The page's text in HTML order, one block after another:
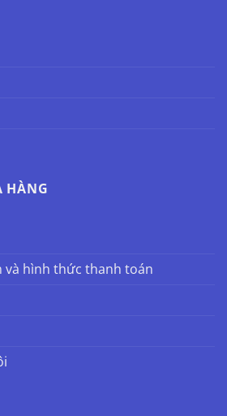
HÀNG
và hình thức thanh toán